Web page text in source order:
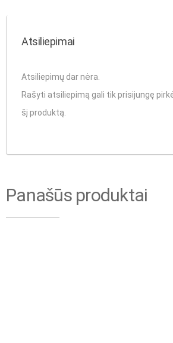
Atsiliepimai
Atsiliepimų dar nėra.
Rašyti atsiliepimą gali tik prisijungę
šį produktą.
Panašūs produktai